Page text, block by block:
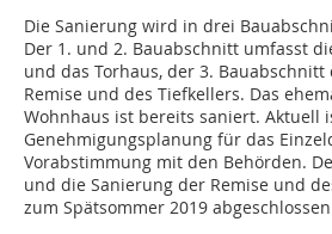
Die Sanierung wird in drei
Der 1. und 2. Bauabschnitt umfasst
und das Torhaus, der 3.
Remise und des Tiefkellers. Das
Wohnhaus ist bereits saniert. Aktuell
Genehmigungsplanung für das
Vorabstimmung mit den Behörden.
und die Sanierung der Remise und
zum Spätsommer 2019